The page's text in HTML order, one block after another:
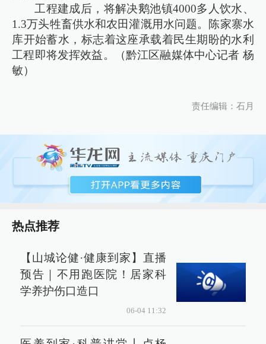
工程建成后，将解决鹅池镇4000多人饮水、
1.3万头牲畜供水和农田灌溉用水问题。陈家寨水
库开始蓄水，标志着这座承载着民生期盼的水利
工程即将发挥效益。（黔江区融媒体中心记者 杨
敏）
责任编辑：石月
热点推荐
【山城论健·健康到家】直播
预告｜不用跑医院！居家科
学养护伤口造口
06-04 11:32